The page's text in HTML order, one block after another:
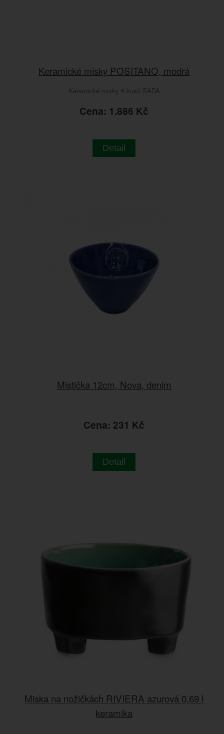
Keramické misky POSITANO, modrá
Keramické misky 6 kusů SADA
Cena: 1.886 Kč
Detail
Mistička 12cm, Nova, denim
Cena: 231 Kč
Detail
Miska na nožičkách RIVIERA azurová 0,69 l
keramika